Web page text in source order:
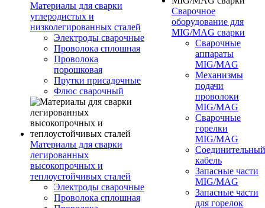
Материалы для сварки
углеродистых и
низколегированных сталей
Электроды сварочные
Проволока сплошная
Проволока
порошковая
Прутки присадочные
Флюс сварочный
Материалы для сварки
легированных
высокопрочных и
теплоустойчивых сталей
Электроды сварочные
Проволока сплошная
Сварочное
оборудование для
MIG/MAG сварки
Сварочные
аппараты
MIG/MAG
Механизмы
подачи
проволоки
MIG/MAG
Сварочные
горелки
MIG/MAG
Соединительный
кабель
Запасные части
MIG/MAG
Запасные части
для горелок